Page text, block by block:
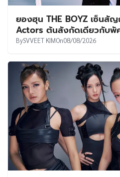
ยองฮุน THE BOYZ เซ็นสั
Actors ต้นสังกัดเดียวกับ
BySVVEET KIMOn08/08/2026